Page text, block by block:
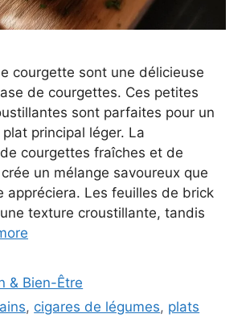
courgette sont une délicieuse
de courgettes. Ces petites
sont parfaites pour un
principal léger. La
courgettes fraîches et de
un mélange savoureux que
appréciera. Les feuilles de brick
texture croustillante, tandis
& Bien-Être
, cigares de légumes, plats